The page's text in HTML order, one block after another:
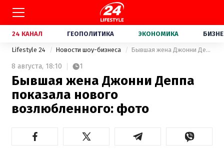
24 КАНАЛ ГЕОПОЛИТИКА ЭКОНОМИКА
Lifestyle 24 Новости шоу-бизнеса Бывшая жена Джонни Деппа показала нового возлюбленного: фото
8 августа, 18:10 1
Бывшая жена Джонни Деппа
показала нового
возлюбленного: фото